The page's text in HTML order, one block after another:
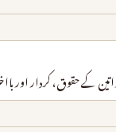
کے حقوق، کردار اور